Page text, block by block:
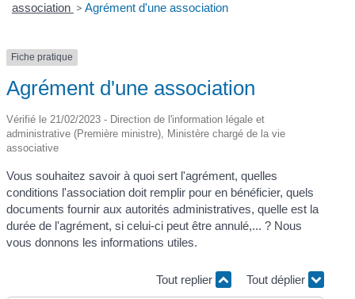
association > Agrément d'une association
Fiche pratique
Agrément d'une association
Vérifié le 21/02/2023 - Direction de l'information légale et
administrative (Première ministre), Ministère chargé de la vie
associative
Vous souhaitez savoir à quoi sert l'agrément, quelles
conditions l'association doit remplir pour en bénéficier, quels
documents fournir aux autorités administratives, quelle est la
durée de l'agrément, si celui-ci peut être annulé,... ? Nous
vous donnons les informations utiles.
Tout replier Tout déplier